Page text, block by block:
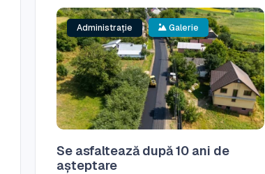
Administrație Galerie
Se asfaltează după 10 ani de
așteptare